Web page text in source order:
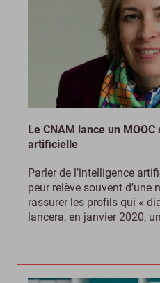
Le CNAM lance un
artificielle
Parler de l’intelligence
peur relève souvent
rassurer les profils qui «
lancera, en janvier 2020,